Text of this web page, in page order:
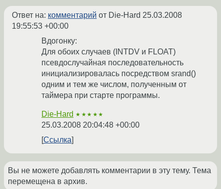
Ответ на: комментарий от Die-Hard 25.03.2008
19:55:53 +00:00
Вдогонку:
Для обоих случаев (INTDV и FLOAT)
псевдослучайная последовательность
инициализировалась посредством srand()
одним и тем же числом, полученным от
таймера при старте программы.
Die-Hard ★★★★★
25.03.2008 20:04:48 +00:00
Ссылка
Вы не можете добавлять комментарии в эту тему. Тема
перемещена в архив.